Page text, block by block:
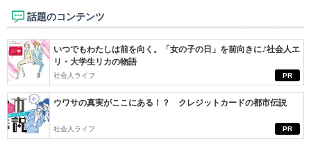
話題のコンテンツ
PR
いつでもわたしは前を向く。「女の子の日」を前向きに♪社会人エ
リ・大学生リカの物語
社会人ライフ
PR
ウワサの真実がここにある！？ クレジットカードの都市伝説
社会人ライフ